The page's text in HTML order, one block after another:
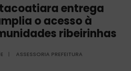
entrega
o acesso à
ribeirinhas
|
ASSESSORIA PREFEITURA